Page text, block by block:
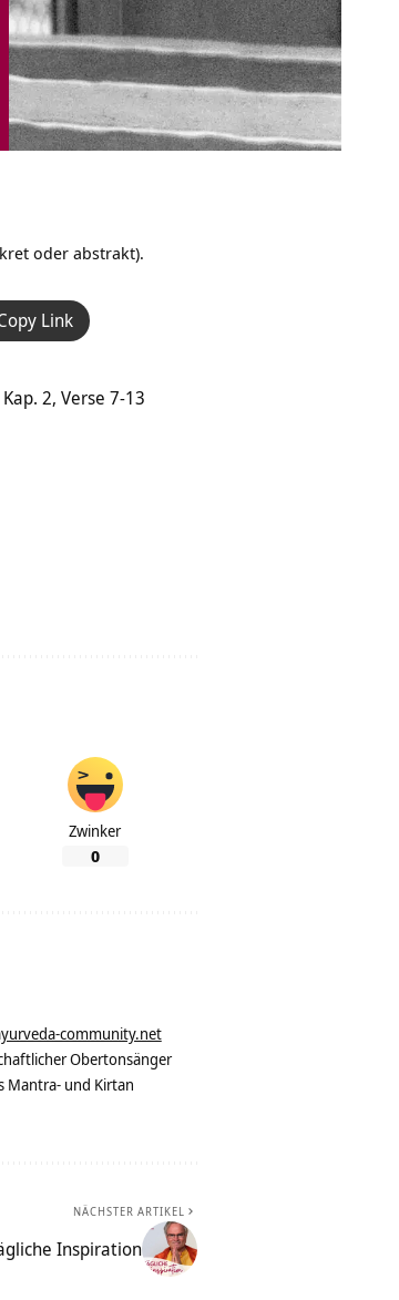
oder abstrakt).
Link
2, Verse 7-13
Zwinker
0
community.net
Obertonsänger
Mantra- und Kirtan
NÄCHSTER ARTIKEL
Inspiration